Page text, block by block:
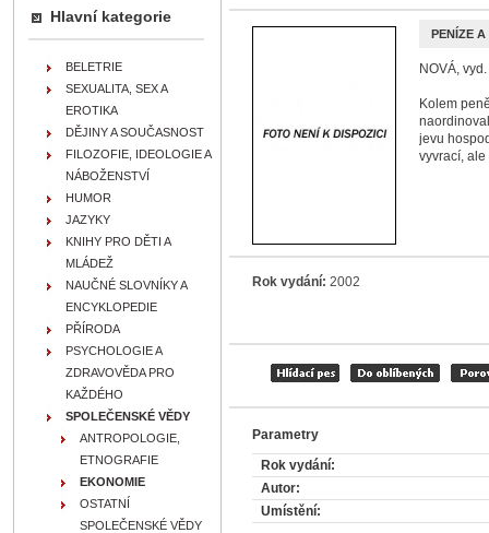
PENÍZE A
NOVÁ,
Kolem
jevu
vyvrací,
Rok vydání: 2002
Parametry
Rok vydání:
Autor:
Umístění:
Hlavní kategorie
BELETRIE
SEXUALITA, SEX A
EROTIKA
DĚJINY A SOUČASNOST
FILOZOFIE, IDEOLOGIE A
NÁBOŽENSTVÍ
HUMOR
JAZYKY
KNIHY PRO DĚTI A
MLÁDEŽ
NAUČNÉ SLOVNÍKY A
ENCYKLOPEDIE
PŘÍRODA
PSYCHOLOGIE A
ZDRAVOVĚDA PRO
KAŽDÉHO
SPOLEČENSKÉ VĚDY
ANTROPOLOGIE,
ETNOGRAFIE
EKONOMIE
OSTATNÍ
SPOLEČENSKÉ VĚDY